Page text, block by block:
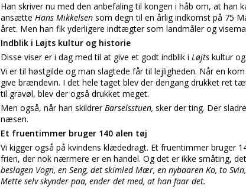
Han skriver nu med den anbefaling til kongen i håb om, at
ansætte Hans Mikkelsen som degn til en årlig indkomst på 75
året. Men han fik yderligere indtægter som landmåler og
Indblik i Løjts kultur og historie
Disse viser er i dag med til at give et godt indblik i Løjts kultur
Vi er til høstgilde og man slagtede får til lejligheden. Når en
give brændevin. I det hele taget blev der dengang drukket ret
til gravøl, blev der også drukket meget.
Men også, når han skildrerBarselsstuen, sker der ting. Der
næsen.
Et fruentimmer bruger 140 alen tøj
Vi kigger også på kvindens klædedragt. Et fruentimmer bruger
frieri, der nok nærmere er en handel. Og det er ikke småting,
beslagen Vogn, en Seng, det skimled Mær, en nybaaren Ko, to
Mette selv skynder paa, ender det med, at han faar det.